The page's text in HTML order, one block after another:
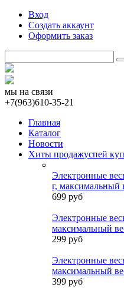
Вход
Создать аккаунт
Оформить заказ
мы на связи
+7(963)610-35-21
Главная
Каталог
Новости
Хиты продажуспей
Электронные
г, максимальный
699 руб
Электронные
максимальный
299 руб
Электронные
максимальный
399 руб